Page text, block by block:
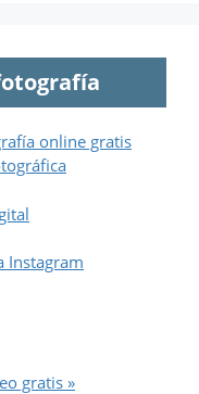
online gratis
Instagram
gratis »